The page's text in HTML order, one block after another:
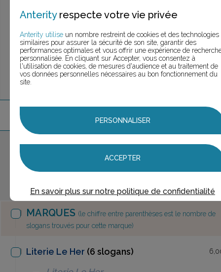
UNE QUESTION ?
ÉCHANGEONS
marque s
Aucune marque sélectionnée
AJOUTER AU PANIER
MARQUES (le chiffre entre parenthèses est le nombre de
slogans trouvés pour cette marque)
Literie Le Her (6 slogans)
Anterityrespecte votre vie privée
Anterity utilise un nombre restreint de cookies et des technologies
similaires pour assurer la sécurité de son site, garantir des
performances optimales et vous offrir une expérience de
personnalisée. En cliquant sur Accepter, vous consentez à
l'utilisation de cookies, de mesures d'audience et au traitement de
vos données personnelles nécessaires au bon fonctionnement du
site.
PERSONNALISER
ACCEPTER
En savoir plus sur notre politique de confidentialité